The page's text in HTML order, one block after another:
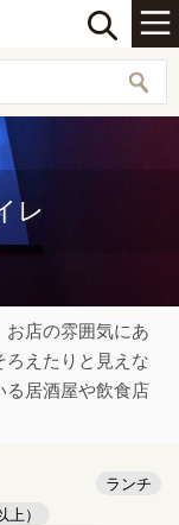
レ
店の雰囲気にあ
ろえたりと見えな
る居酒屋や飲食店
ランチ
上）